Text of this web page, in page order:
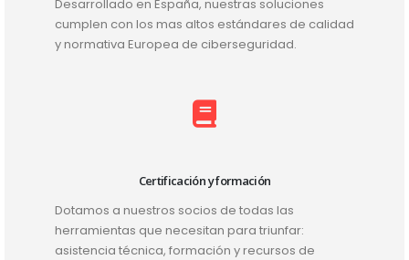
Desarrollado en España, nuestras soluciones
cumplen con los mas altos estándares de calidad
y normativa Europea de ciberseguridad.
Certificación y formación
Dotamos a nuestros socios de todas las
herramientas que necesitan para triunfar:
asistencia técnica, formación y recursos de